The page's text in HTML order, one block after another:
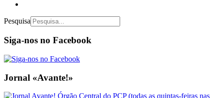
Pesquisa
Siga-nos no Facebook
Jornal «Avante!»